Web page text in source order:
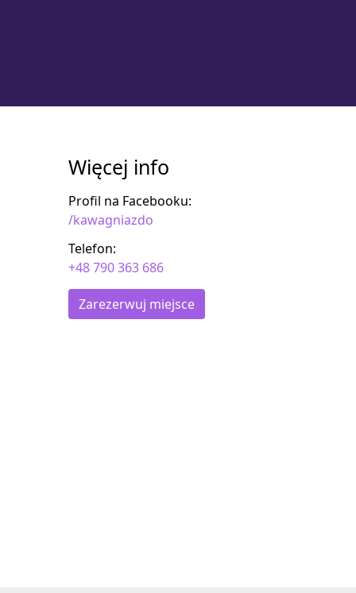
Więcej info
Profil na Facebooku:
/kawagniazdo
Telefon:
+48 790 363 686
Zarezerwuj miejsce